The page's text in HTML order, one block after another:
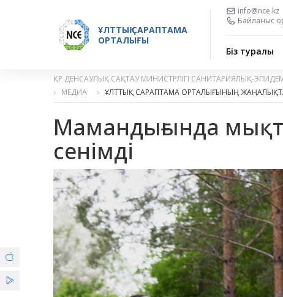
ҰЛТТЫҚ САРАПТАМА
ОРТАЛЫҒЫ
info@nce.kz
Байланыс
Біз туралы
ҚР ДЕНСАУЛЫҚ САҚТАУ МИНИСТРЛІГІ САНИТАРИЯЛЫҚ-
МЕДИА
ҰЛТТЫҚ САРАПТАМА ОРТАЛЫҒЫНЫҢ
Мамандығында
сенімді